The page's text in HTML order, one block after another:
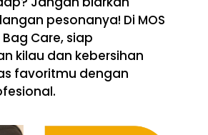
pesonanya! Di MOS
Care, siap
kilau dan kebersihan
favoritmu dengan